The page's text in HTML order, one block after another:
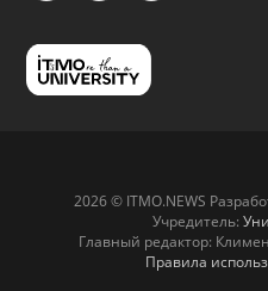
2026 © ITMO.NEWS
Учредитель:
Главный редактор:
Правила